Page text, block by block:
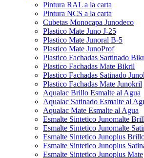
Pintura RAL a la carta
Pintura NCS a la carta
Cubetas Monocapa Junodeco
Plastico Mate Juno J-25
Plastico Mate Junoral B-5
Plastico Mate JunoProf
Plastico Fachadas Sartinado
Plastico Fachadas Mate Bikril
Plastico Fachadas Satinado
Plastico Fachadas Mate Junokril
Aqualac Brillo Esmalte al Agua
Aqualac Satinado Esmalte al
Aqualac Mate Esmalte al Agua
Esmalte Sintetico Junomalte
Esmalte Sintetico Junomalte
Esmalte Sintetico Junoplus
Esmalte Sintetico Junoplus
Esmalte Sintetico Junoplus Mate